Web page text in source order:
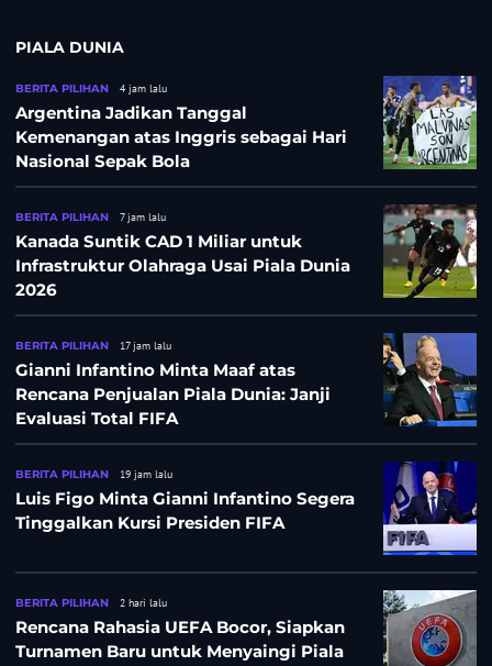
PIALA DUNIA
BERITA PILIHAN 4 jam lalu
Argentina Jadikan Tanggal
Kemenangan atas Inggris sebagai Hari
Nasional Sepak Bola
BERITA PILIHAN 7 jam lalu
Kanada Suntik CAD 1 Miliar untuk
Infrastruktur Olahraga Usai Piala Dunia
2026
BERITA PILIHAN 17 jam lalu
Gianni Infantino Minta Maaf atas
Rencana Penjualan Piala Dunia: Janji
Evaluasi Total FIFA
BERITA PILIHAN 19 jam lalu
Luis Figo Minta Gianni Infantino Segera
Tinggalkan Kursi Presiden FIFA
BERITA PILIHAN 2 hari lalu
Rencana Rahasia UEFA Bocor, Siapkan
Turnamen Baru untuk Menyaingi Piala